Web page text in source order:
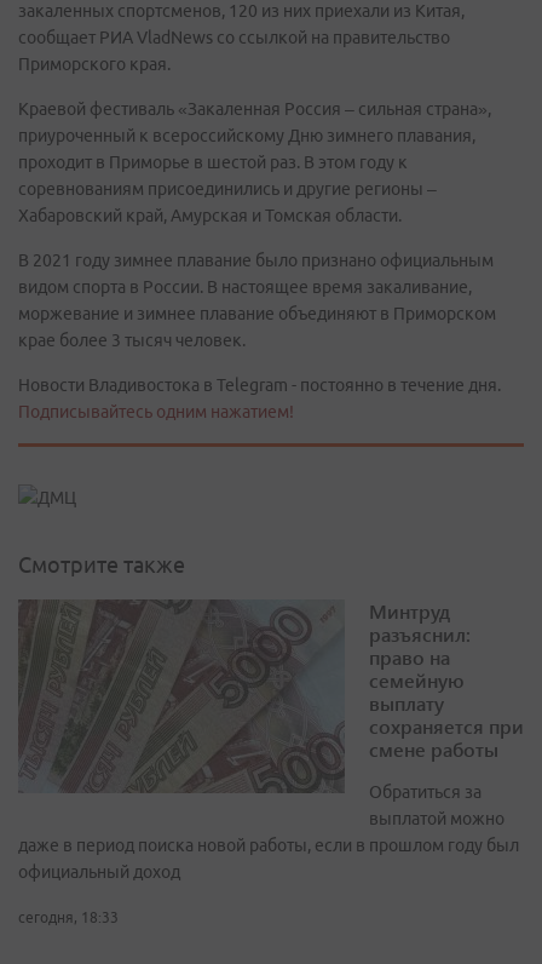
закаленных спортсменов, 120 из них приехали из Китая,
сообщает РИА VladNews со ссылкой на правительство
Приморского края.
Краевой фестиваль «Закаленная Россия – сильная страна»,
приуроченный к всероссийскому Дню зимнего плавания,
проходит в Приморье в шестой раз. В этом году к
соревнованиям присоединились и другие регионы –
Хабаровский край, Амурская и Томская области.
В 2021 году зимнее плавание было признано официальным
видом спорта в России. В настоящее время закаливание,
моржевание и зимнее плавание объединяют в Приморском
крае более 3 тысяч человек.
Новости Владивостока в Telegram - постоянно в течение дня.
Подписывайтесь одним нажатием!
Смотрите также
Минтруд
разъяснил:
право на
семейную
выплату
сохраняется при
смене работы
Обратиться за
выплатой можно
даже в период поиска новой работы, если в прошлом году был
официальный доход
сегодня, 18:33